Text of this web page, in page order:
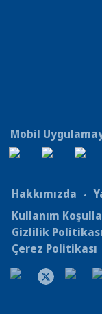
Mobil
Hakkımızda
Kullanım
Gizlilik
Çerez Politikası